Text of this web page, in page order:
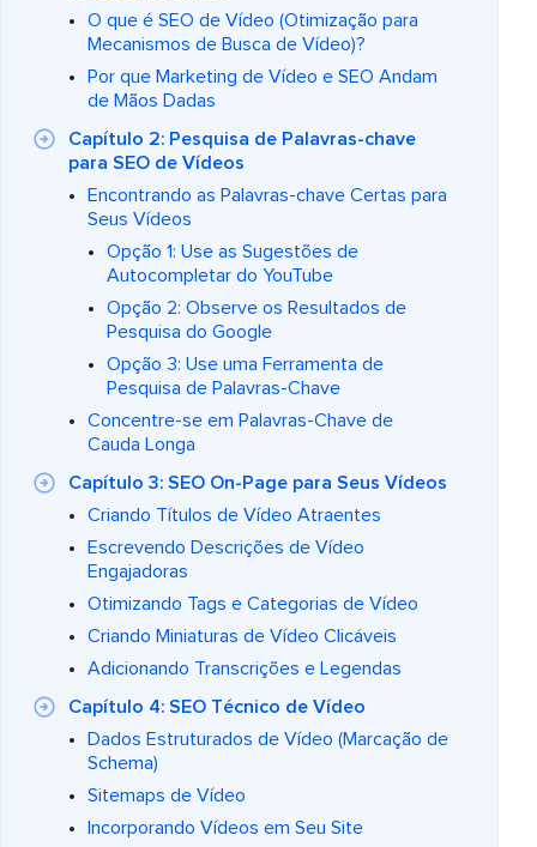
O que é SEO de Vídeo (Otimização para
Mecanismos de Busca de Vídeo)?
Por que Marketing de Vídeo e SEO Andam
de Mãos Dadas
Capítulo 2: Pesquisa de Palavras-chave
para SEO de Vídeos
Encontrando as Palavras-chave Certas para
Seus Vídeos
Opção 1: Use as Sugestões de
Autocompletar do YouTube
Opção 2: Observe os Resultados de
Pesquisa do Google
Opção 3: Use uma Ferramenta de
Pesquisa de Palavras-Chave
Concentre-se em Palavras-Chave de
Cauda Longa
Capítulo 3: SEO On-Page para Seus Vídeos
Criando Títulos de Vídeo Atraentes
Escrevendo Descrições de Vídeo
Engajadoras
Otimizando Tags e Categorias de Vídeo
Criando Miniaturas de Vídeo Clicáveis
Adicionando Transcrições e Legendas
Capítulo 4: SEO Técnico de Vídeo
Dados Estruturados de Vídeo (Marcação de
Schema)
Sitemaps de Vídeo
Incorporando Vídeos em Seu Site